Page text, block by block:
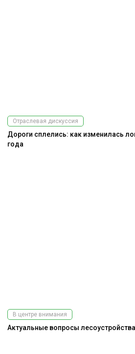
Отраслевая дискуссия
Дороги сплелись: как изменилась
года
В центре внимания
Актуальные вопросы